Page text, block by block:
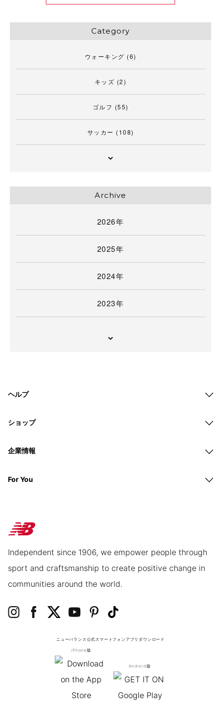
Category
ウォーキング (6)
キッズ (2)
ゴルフ (55)
サッカー (108)
Archive
2026年
2025年
2024年
2023年
ヘルプ
ショップ
企業情報
For You
Independent since 1906, we empower people through
sport and craftsmanship to create positive change in
communities around the world.
ニューバランス公式スマートフォンアプリ ダウンロード
iPhone版
Android版